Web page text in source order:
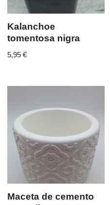
Kalanchoe
tomentosa nigra
5,95 €
Maceta de cemento